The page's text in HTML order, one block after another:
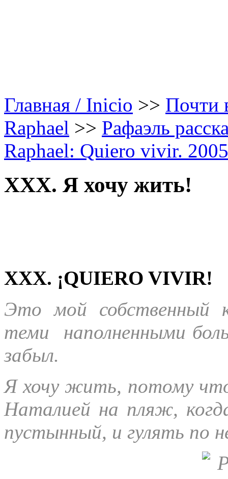
Главная / Inicio >> Почти
Raphael >> Рафаэль
Raphael: Quiero vivir. 2005
XXX. Я хочу жить!
XXX. ¡QUIERO VIVIR!
Это мой собственный
теми наполненными
забыл.
Я хочу жить, потому
Наталией на пляж,
пустынный, и гулять по